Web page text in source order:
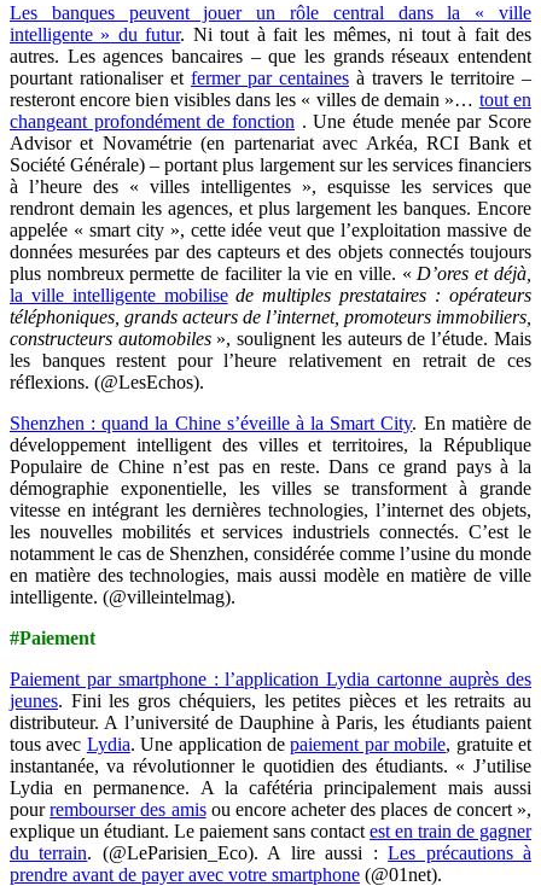
Les banques peuvent jouer un rôle central dans la « ville
intelligente » du futur. Ni tout à fait les mêmes, ni tout à fait des
autres. Les agences bancaires – que les grands réseaux entendent
pourtant rationaliser et fermer par centaines à travers le territoire –
resteront encore bien visibles dans les « villes de demain »… tout en
changeant profondément de fonction . Une étude menée par Score
Advisor et Novamétrie (en partenariat avec Arkéa, RCI Bank et
Société Générale) – portant plus largement sur les services financiers
à l’heure des « villes intelligentes », esquisse les services que
rendront demain les agences, et plus largement les banques. Encore
appelée « smart city », cette idée veut que l’exploitation massive de
données mesurées par des capteurs et des objets connectés toujours
plus nombreux permette de faciliter la vie en ville. « D’ores et déjà,
la ville intelligente mobilise de multiples prestataires : opérateurs
téléphoniques, grands acteurs de l’internet, promoteurs immobiliers,
constructeurs automobiles», soulignent les auteurs de l’étude. Mais
les banques restent pour l’heure relativement en retrait de ces
réflexions. (@LesEchos).
Shenzhen : quand la Chine s’éveille à la Smart City. En matière de
développement intelligent des villes et territoires, la République
Populaire de Chine n’est pas en reste. Dans ce grand pays à la
démographie exponentielle, les villes se transforment à grande
vitesse en intégrant les dernières technologies, l’internet des objets,
les nouvelles mobilités et services industriels connectés. C’est le
notamment le cas de Shenzhen, considérée comme l’usine du monde
en matière des technologies, mais aussi modèle en matière de ville
intelligente. (@villeintelmag).
#Paiement
Paiement par smartphone : l’application Lydia cartonne auprès des
jeunes. Fini les gros chéquiers, les petites pièces et les retraits au
distributeur. A l’université de Dauphine à Paris, les étudiants paient
tous avec Lydia. Une application depaiement par mobile, gratuite et
instantanée, va révolutionner le quotidien des étudiants. « J’utilise
Lydia en permanence. A la cafétéria principalement mais aussi
pourrembourser des amisou encore acheter des places de concert »,
explique un étudiant. Le paiement sans contact est en train de gagner
du terrain. (@LeParisien_Eco). A lire aussi :Les précautions à
prendre avant de payer avec votre smartphone (@01net).